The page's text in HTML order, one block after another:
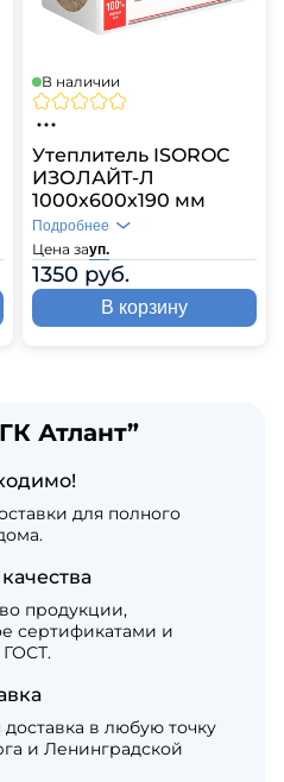
В наличии
Утеплитель ISOROC
ИЗОЛАЙТ-Л
1000х600х190 мм
Цена зауп.
1350 руб.
Подробнее
В корзину
Атлант”
для полного
продукции,
сертификатами и
доставка в любую точку
и Ленинградской